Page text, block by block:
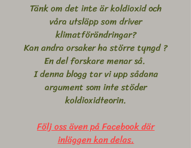
Tänk om det inte är koldioxid och
våra utsläpp som driver
klimatförändringar?
Kan andra orsaker ha större tyngd ?
En del forskare menar så.
I denna blogg tar vi upp sådana
argument som inte stöder
koldioxidteorin.
Följ oss även på Facebook där
inläggen kan delas.